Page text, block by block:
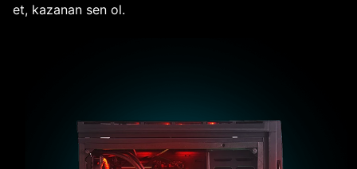
et, kazanan sen ol.